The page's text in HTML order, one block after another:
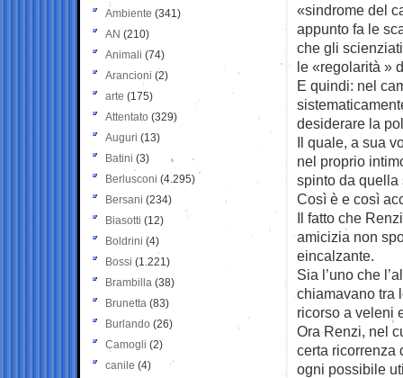
«sindrome del
appunto fa le
che gli
le «regolarità »
E quindi: nel
desiderare la
Il quale, a sua
nel proprio
spinto da quella
Così è e così
Il fatto che
amicizia non
eincalzante.
Sia l’uno che
chiamavano tra
ricorso a veleni
Ora Renzi, nel
certa ricorrenza
ogni possibile
Ambiente (341)
AN (210)
Animali (74)
Arancioni (2)
arte (175)
Attentato (329)
Auguri (13)
Batini (3)
Berlusconi (4.295)
Bersani (234)
Biasotti (12)
Boldrini (4)
Bossi (1.221)
Brambilla (38)
Brunetta (83)
Burlando (26)
Camogli (2)
canile (4)